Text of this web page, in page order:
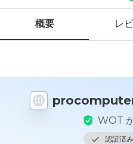
概要 レ
WOT
認証済
この
イト